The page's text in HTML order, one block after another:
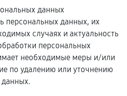
данных
персональных данных, их
случаях и актуальность
персональных
необходимые меры и/или
по удалению или уточнению